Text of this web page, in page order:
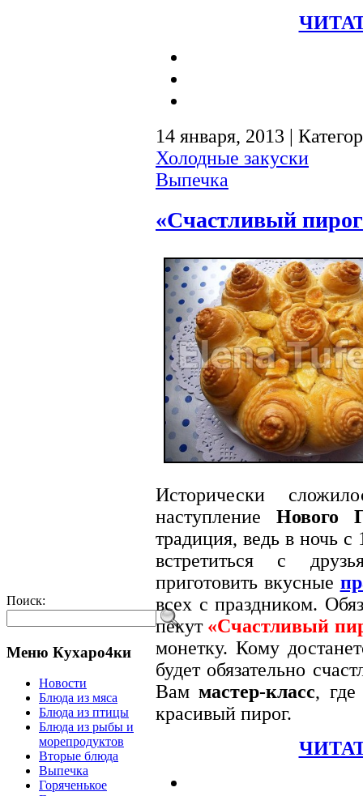
Поиск:
Меню Кухаро4ки
Новости
Блюда из мяса
Блюда из птицы
Блюда из рыбы и
морепродуктов
Вторые блюда
Выпечка
Горяченькое
14 января, 2013 |
Холодные закуски
Выпечка
«Счастливый
Исторически
наступление Нового
традиция, ведь в ночь
встретиться с
приготовить вкусные
всех с праздником.
пекут «Счастливый
монетку. Кому
будет обязательно
Ваммастер-класс, где
красивый пирог.